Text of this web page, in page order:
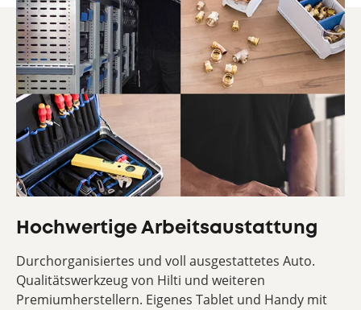
Hochwertige Arbeitsaustattung
Durchorganisiertes und voll ausgestattetes Auto.
Qualitätswerkzeug von Hilti und weiteren
Premiumherstellern. Eigenes Tablet und Handy mit